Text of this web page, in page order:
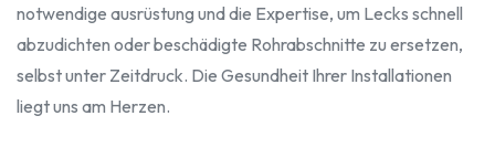
notwendige ausrüstung und die Expertise, um Lecks schnell
abzudichten oder beschädigte Rohrabschnitte zu ersetzen,
selbst unter Zeitdruck. Die Gesundheit Ihrer Installationen
liegt uns am Herzen.